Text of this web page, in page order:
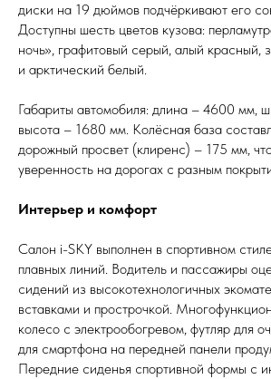
диски на 19 дюймов подчёркивают его
Доступны шесть цветов кузова:
ночь», графитовый серый, алый красный,
и арктический белый.
Габариты автомобиля: длина – 4600 мм,
высота – 1680 мм. Колёсная база
дорожный просвет (клиренс) – 175 мм,
уверенность на дорогах с разным
Интерьер и комфорт
Салон i-SKY выполнен в спортивном
плавных линий. Водитель и пассажиры
сидений из высокотехнологичных
вставками и прострочкой.
колесо с электрообогревом, футляр для
для смартфона на передней панели
Передние сиденья спортивной формы с